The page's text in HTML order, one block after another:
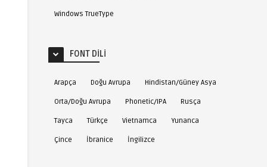
Windows TrueType
FONT DILI
Arapça Doğu Avrupa Hindistan/Güney Asya
Orta/Doğu Avrupa Phonetic/IPA Rusça
Tayca Türkçe Vietnamca Yunanca
Çince İbranice İngilizce